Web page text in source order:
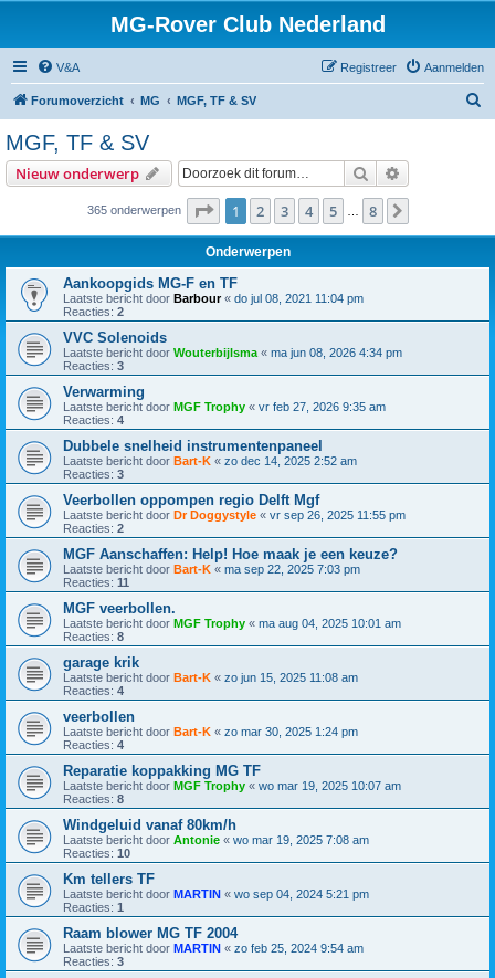
MG-Rover Club Nederland
V&A Aanmelden
Registreer
Forumoverzicht MG MGF, TF & SV
MGF, TF & SV
Nieuw onderwerp Zoek
365 onderwerpen Pagina van 8
1 2 3 4 5 8
Onderwerpen
Aankoopgids MG-F en TF
Laatste bericht door Barbour« do jul 08, 2021 11:04 pm
Reacties: 2
VVC Solenoids
Laatste bericht door Wouterbijlsma « ma jun 08, 2026 4:34 pm
Reacties: 3
Verwarming
Laatste bericht door MGF Trophy « vr feb 27, 2026 9:35 am
Reacties: 4
Dubbele snelheid instrumentenpaneel
Laatste bericht door Bart-K « zo dec 14, 2025 2:52 am
Reacties: 3
Veerbollen oppompen regio Delft Mgf
Laatste bericht door Dr Doggystyle « vr sep 26, 2025 11:55 pm
Reacties: 2
MGF Aanschaffen: Help! Hoe maak je een keuze?
Laatste bericht door Bart-K « ma sep 22, 2025 7:03 pm
Reacties: 11
MGF veerbollen.
Laatste bericht door MGF Trophy « ma aug 04, 2025 10:01 am
Reacties: 8
garage krik
Laatste bericht door Bart-K « zo jun 15, 2025 11:08 am
Reacties: 4
veerbollen
Laatste bericht door Bart-K « zo mar 30, 2025 1:24 pm
Reacties: 4
Reparatie koppakking MG TF
Laatste bericht door MGF Trophy « wo mar 19, 2025 10:07 am
Reacties: 8
Windgeluid vanaf 80km/h
Laatste bericht door Antonie « wo mar 19, 2025 7:08 am
Reacties: 10
Km tellers TF
Laatste bericht door MARTIN « wo sep 04, 2024 5:21 pm
Reacties: 1
Raam blower MG TF 2004
Laatste bericht door MARTIN « zo feb 25, 2024 9:54 am
Reacties: 3